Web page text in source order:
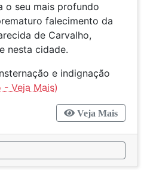
o seu mais profundo
falecimento da
de Carvalho,
nesta cidade.
e indignação
Veja Mais